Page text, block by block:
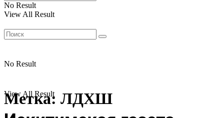
No Result
View All Result
No Result
View All Result
Метка: ЛДХШ